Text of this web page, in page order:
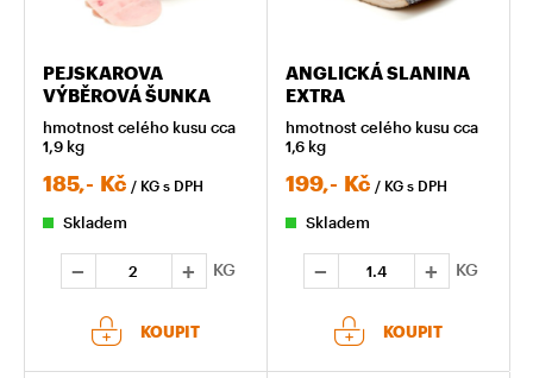
PEJSKAROVA
VÝBĚROVÁ ŠUNKA
hmotnost celého kusu cca
1,9 kg
185,- Kč / KG s DPH
Skladem
KG
KOUPIT
ANGLICKÁ SLANINA
EXTRA
hmotnost celého kusu cca
1,6 kg
199,- Kč / KG s DPH
Skladem
KG
KOUPIT